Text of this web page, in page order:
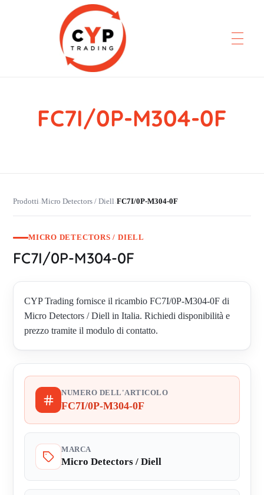
CYP Trading
Professionelle Ersatzteilbeschaffung
FC7I/0P-M304-0F
Prodotti›Micro Detectors / Diell›FC7I/0P-M304-0F
MICRO DETECTORS / DIELL
FC7I/0P-M304-0F
CYP Trading fornisce il ricambio FC7I/0P-M304-0F di
Micro Detectors / Diell in Italia. Richiedi disponibilità e
prezzo tramite il modulo di contatto.
NUMERO DELL'ARTICOLO
FC7I/0P-M304-0F
MARCA
Micro Detectors / Diell